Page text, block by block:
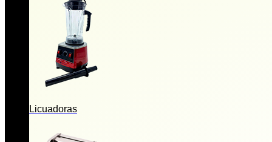
Licuadoras